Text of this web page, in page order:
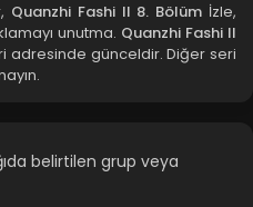
4. Bölüm
Quanzhi Fashi II 8. Bölüm İzle,
unutma. Quanzhi Fashi II
adresinde günceldir. Diğer seri
belirtilen grup veya